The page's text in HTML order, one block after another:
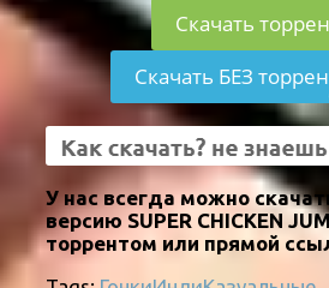
Скачать
Скачать БЕЗ
У нас всегда можно
версию SUPER CHICKEN
торрентом или прямой